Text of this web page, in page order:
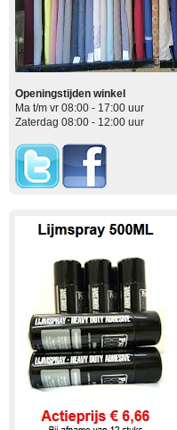
Openingstijden winkel
Ma t/m vr 08:00 - 17:00 uur
Zaterdag 08:00 - 12:00 uur